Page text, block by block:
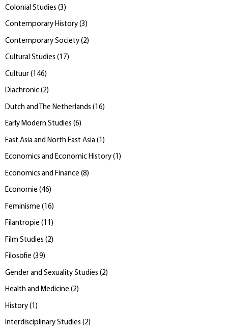
Colonial Studies (3)
Contemporary History (3)
Contemporary Society (2)
Cultural Studies (17)
Cultuur (146)
Diachronic (2)
Dutch and The Netherlands (16)
Early Modern Studies (6)
East Asia and North East Asia (1 )
Economics and Economic History (1 )
Economics and Finance (8)
Economie (46)
Feminisme (16)
Filantropie (11 )
Film Studies (2)
Filosofie (39)
Gender and Sexuality Studies (2)
Health and Medicine (2)
History (1 )
Interdisciplinary Studies (2)